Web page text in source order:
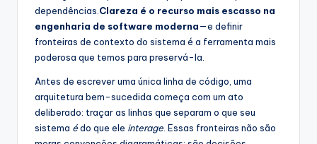
w
dependências. Clareza é o recurso mais escasso na
engenharia de software moderna—e definir
fronteiras de contexto do sistema é a ferramenta mais
poderosa que temos para preservá-la.
Antes de escrever uma única linha de código, uma
arquitetura bem-sucedida começa com um ato
deliberado: traçar as linhas que separam o que seu
sistema édo que ele interage . Essas fronteiras não são